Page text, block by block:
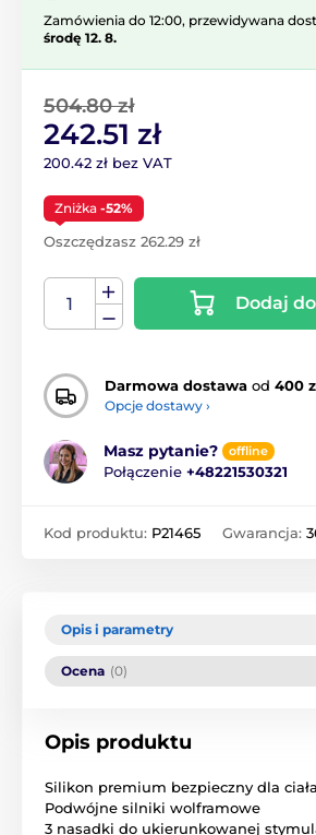
Zamówienia do 12:00, przewidywana
środę 12. 8.
504.80 zł
242.51 zł
200.42 zł bez VAT
Zniżka -52%
Oszczędzasz 262.29 zł
Dodaj
Darmowa dostawa od 400
Opcje dostawy ›
Masz pytanie? offline
Połączenie +48221530321
Kod produktu: P21465 Gwarancja:
Opis i parametry
Ocena (0)
Opis produktu
Silikon premium bezpieczny dla ciała
Podwójne silniki wolframowe
3 nasadki do ukierunkowanej